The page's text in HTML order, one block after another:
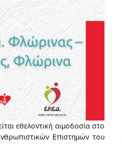
εθελοντική αιμοδοσία στο
Επιστημών του